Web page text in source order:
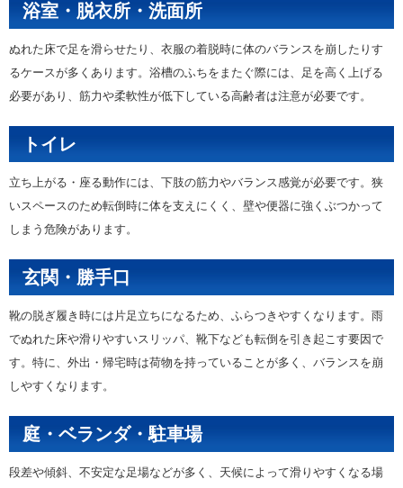
浴室・脱衣所・洗面所
ぬれた床で足を滑らせたり、衣服の着脱時に体のバランスを崩したりす
るケースが多くあります。浴槽のふちをまたぐ際には、足を高く上げる
必要があり、筋力や柔軟性が低下している高齢者は注意が必要です。
トイレ
立ち上がる・座る動作には、下肢の筋力やバランス感覚が必要です。狭
いスペースのため転倒時に体を支えにくく、壁や便器に強くぶつかって
しまう危険があります。
玄関・勝手口
靴の脱ぎ履き時には片足立ちになるため、ふらつきやすくなります。雨
でぬれた床や滑りやすいスリッパ、靴下なども転倒を引き起こす要因で
す。特に、外出・帰宅時は荷物を持っていることが多く、バランスを崩
しやすくなります。
庭・ベランダ・駐車場
段差や傾斜、不安定な足場などが多く、天候によって滑りやすくなる場